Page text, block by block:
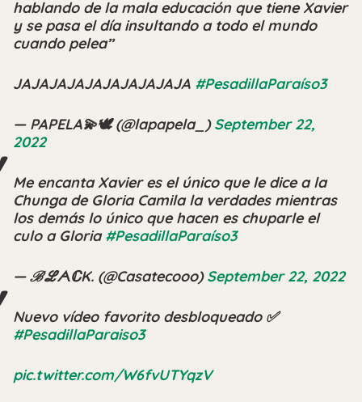
hablando de la mala educación que tiene Xavier
y se pasa el día insultando a todo el mundo
cuando pelea”
JAJAJAJAJAJAJAJAJAJA #PesadillaParaíso3
— PAPELA💫🕊 (@lapapela_)September 22,
2022
Me encanta Xavier es el único que le dice a la
Chunga de Gloria Camila la verdades mientras
los demás lo único que hacen es chuparle el
culo a Gloria#PesadillaParaíso3
— ℬℒᗅℂK. (@Casatecooo)September 22, 2022
Nuevo vídeo favorito desbloqueado ✅
#PesadillaParaiso3
pic.twitter.com/W6fvUTYqzV